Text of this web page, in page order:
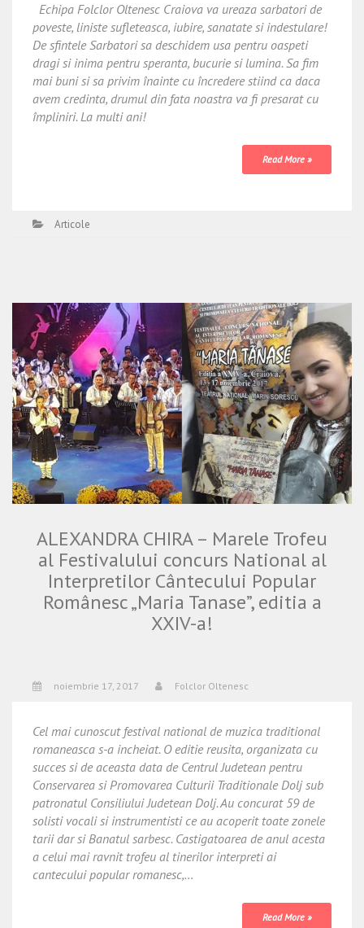
Echipa Folclor Oltenesc Craiova va ureaza sarbatori de
poveste, liniste sufleteasca, iubire, sanatate si indestulare!
De sfintele Sarbatori sa deschidem usa pentru oaspeti
dragi si inima pentru speranta, bucurie si lumina. Sa fim
mai buni si sa privim înainte cu încredere stiind ca daca
avem credinta, drumul din fata noastra va fi presarat cu
împliniri. La multi ani!
Read More »
Articole
ALEXANDRA CHIRA – Marele Trofeu
al Festivalului concurs National al
Interpretilor Cântecului Popular
Românesc „Maria Tanase”, editia a
XXIV-a!
noiembrie 17, 2017 Folclor Oltenesc
Cel mai cunoscut festival national de muzica traditional
romaneasca s-a incheiat. O editie reusita, organizata cu
succes si de aceasta data de Centrul Judetean pentru
Conservarea si Promovarea Culturii Traditionale Dolj sub
patronatul Consiliului Judetean Dolj. Au concurat 59 de
solisti vocali si instrumentisti ce au acoperit toate zonele
tarii dar si Banatul sarbesc. Castigatoarea de anul acesta
a celui mai ravnit trofeu al tinerilor interpreti ai
cantecului popular romanesc,…
Read More »